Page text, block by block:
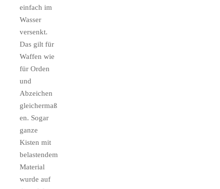
einfach im
Wasser
versenkt.
Das gilt für
Waffen wie
für Orden
und
Abzeichen
gleichermaß
en. Sogar
ganze
Kisten mit
belastendem
Material
wurde auf